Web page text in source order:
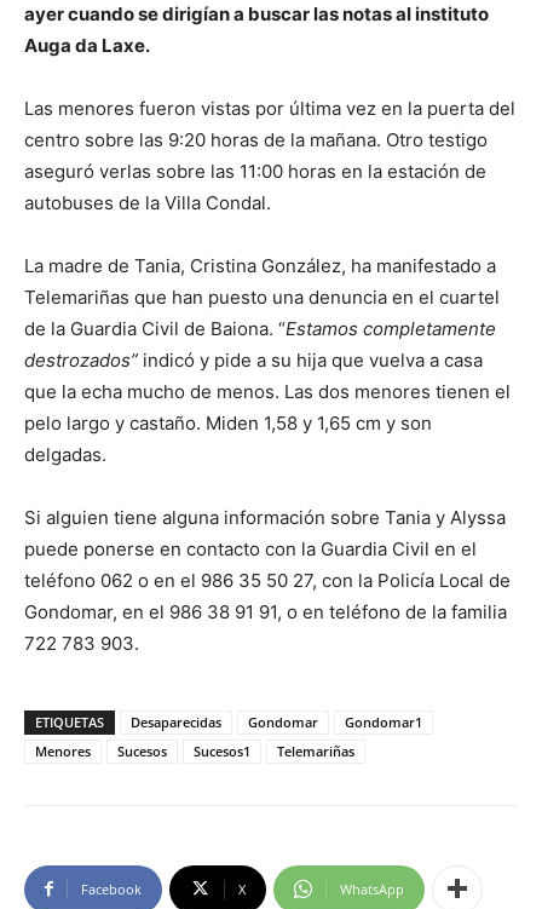
ayer cuando se dirigían a buscar las notas al instituto
Auga da Laxe.
Las menores fueron vistas por última vez en la puerta del
centro sobre las 9:20 horas de la mañana. Otro testigo
aseguró verlas sobre las 11:00 horas en la estación de
autobuses de la Villa Condal.
La madre de Tania, Cristina González, ha manifestado a
Telemariñas que han puesto una denuncia en el cuartel
de la Guardia Civil de Baiona. “Estamos completamente
destrozados” indicó y pide a su hija que vuelva a casa
que la echa mucho de menos. Las dos menores tienen el
pelo largo y castaño. Miden 1,58 y 1,65 cm y son
delgadas.
Si alguien tiene alguna información sobre Tania y Alyssa
puede ponerse en contacto con la Guardia Civil en el
teléfono 062 o en el 986 35 50 27, con la Policía Local de
Gondomar, en el 986 38 91 91, o en teléfono de la familia
722 783 903.
ETIQUETAS Desaparecidas Gondomar
Gondomar1
Menores
Sucesos Sucesos1 Telemariñas
Facebook X WhatsApp